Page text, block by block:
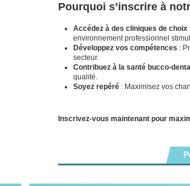
Pourquoi s’inscrire à
Accédez à des cliniques de choix
environnement professionnel
Développez vos compétences :
secteur.
Contribuez à la santé bucco-
qualité.
Soyez repéré : Maximisez vos
Inscrivez-vous maintenant pour